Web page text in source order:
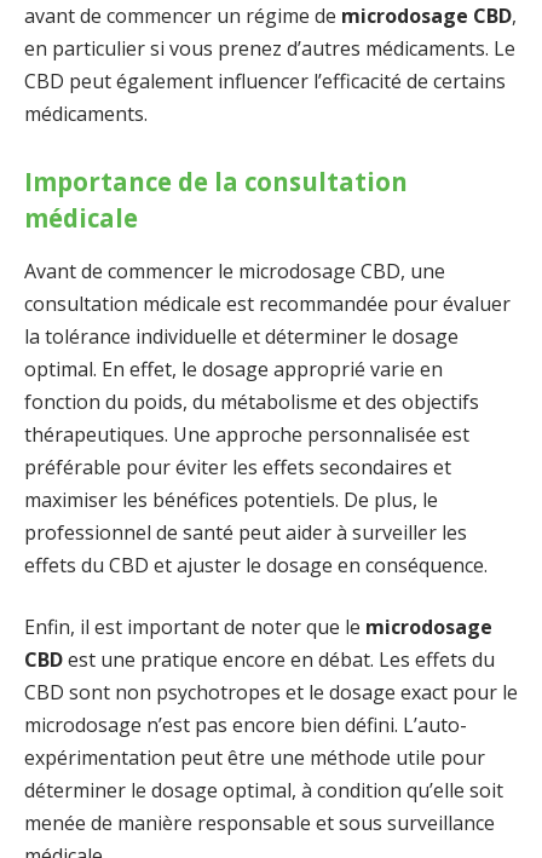
avant de commencer un régime de microdosage CBD,
en particulier si vous prenez d’autres médicaments. Le
CBD peut également influencer l’efficacité de certains
médicaments.
Importance de la consultation
médicale
Avant de commencer le microdosage CBD, une
consultation médicale est recommandée pour évaluer
la tolérance individuelle et déterminer le dosage
optimal. En effet, le dosage approprié varie en
fonction du poids, du métabolisme et des objectifs
thérapeutiques. Une approche personnalisée est
préférable pour éviter les effets secondaires et
maximiser les bénéfices potentiels. De plus, le
professionnel de santé peut aider à surveiller les
effets du CBD et ajuster le dosage en conséquence.
Enfin, il est important de noter que le microdosage
CBDest une pratique encore en débat. Les effets du
CBD sont non psychotropes et le dosage exact pour le
microdosage n’est pas encore bien défini. L’auto-
expérimentation peut être une méthode utile pour
déterminer le dosage optimal, à condition qu’elle soit
menée de manière responsable et sous surveillance